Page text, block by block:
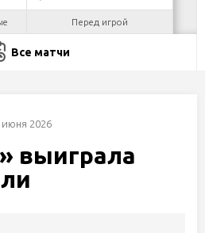
Перед игрой
Все матчи
июня 2026
выиграла